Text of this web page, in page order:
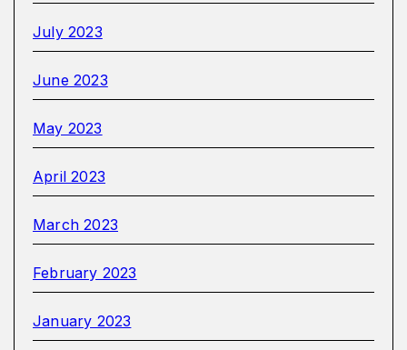
July 2023
June 2023
May 2023
April 2023
March 2023
February 2023
January 2023